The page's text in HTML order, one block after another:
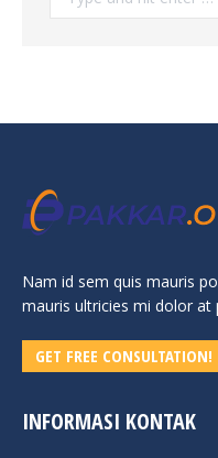
Nam id sem quis mauris
mauris ultricies mi dolor at
GET FREE CONSULTATION!
INFORMASI KONTAK